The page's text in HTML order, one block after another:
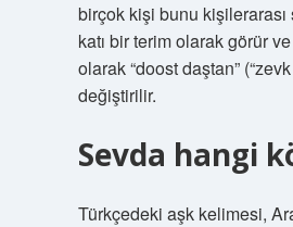
birçok kişi bunu
katı bir terim olarak görür
olarak “doost daştan”
değiştirilir.
Sevda hangi
Türkçedeki aşk kelimesi,